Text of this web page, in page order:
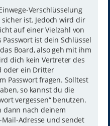
Verschlüsselung
sicher ist. Jedoch wird dir
auf einer Vielzahl von
ist dein Schlüssel
Board, also geh mit ihm
dich kein Vertreter des
oder ein Dritter
Passwort fragen. Solltest
so kannst du die
vergessen“ benutzen.
dann nach deinem
Adresse und sendet